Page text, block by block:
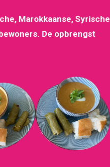
Marokkaanse, Syrische
De opbrengst